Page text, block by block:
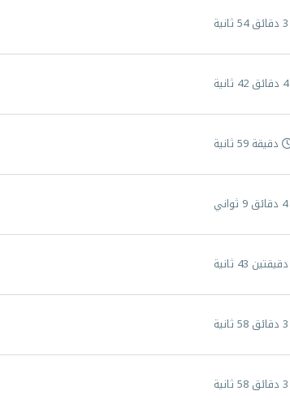
4 دقائق 42 ثانية
دقيقة 59 ثانية
4 دقائق 9 ثواني
دقيقتين 43 ثانية